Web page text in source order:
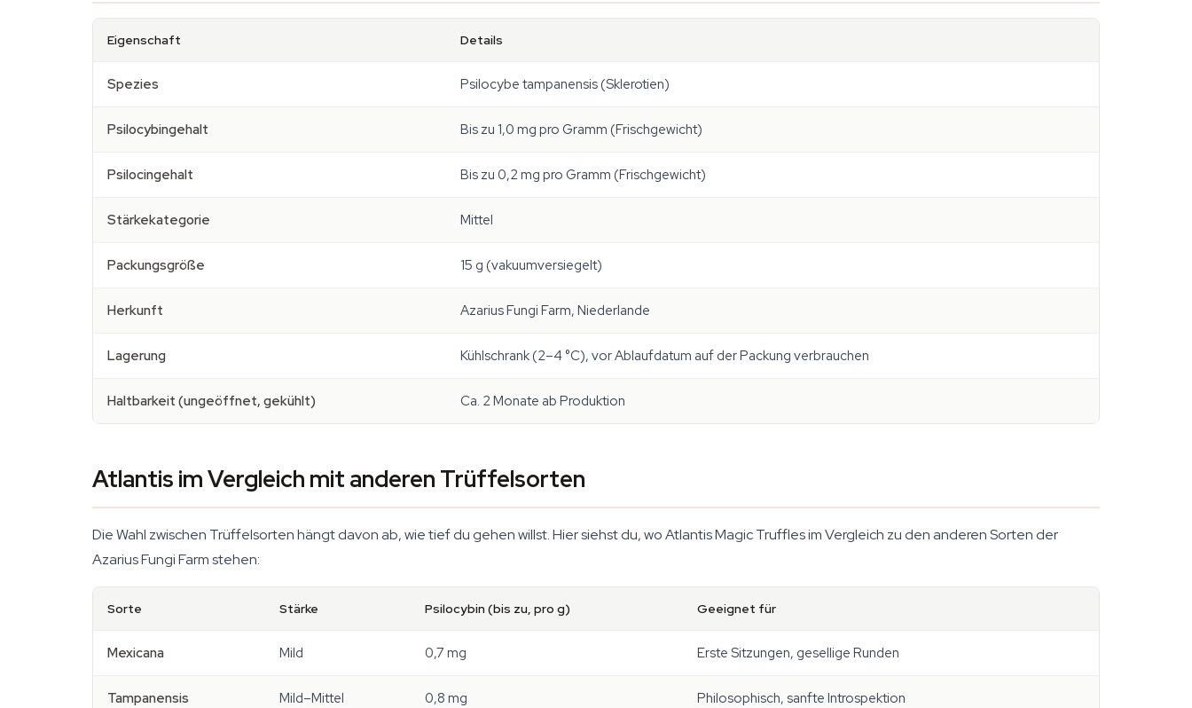
Eigenschaft Details
Spezies Psilocybe tampanensis (Sklerotien)
Psilocybingehalt Bis zu 1,0 mg pro Gramm (Frischgewicht)
Psilocingehalt Bis zu 0,2 mg pro Gramm (Frischgewicht)
Stärkekategorie Mittel
Packungsgröße 15 g (vakuumversiegelt)
Herkunft Azarius Fungi Farm, Niederlande
Lagerung Kühlschrank (2–4 °C), vor Ablaufdatum auf der Packung verbrauchen
Haltbarkeit (ungeöffnet, gekühlt) Ca. 2 Monate ab Produktion
Atlantis im Vergleich mit anderen Trüffelsorten
Die Wahl zwischen Trüffelsorten hängt davon ab, wie tief du gehen willst. Hier siehst du, wo Atlantis Magic Truffles im Vergleich zu den anderen Sorten der
Azarius Fungi Farm stehen:
Sorte Stärke Psilocybin (bis zu, pro g) Geeignet für
Mexicana Mild 0,7 mg Erste Sitzungen, gesellige Runden
Tampanensis Mild–Mittel 0,8 mg Philosophisch, sanfte Introspektion